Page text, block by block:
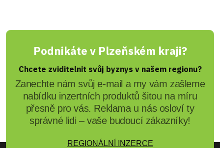
Podnikáte v Plzeňském kraji?
Chcete zviditelnit svůj byznys v našem regionu?
Zanechte nám svůj e-mail a my vám zašleme
nabídku inzertních produktů šitou na míru
přesně pro vás. Reklama u nás osloví ty
správné lidi – vaše budoucí zákazníky!
REGIONÁLNÍ INZERCE